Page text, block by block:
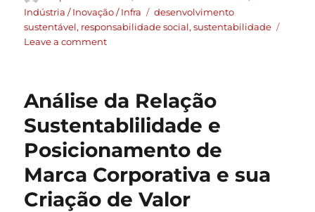
Indústria / Inovação / Infra
desenvolvimento
sustentável, responsabilidade social,sustentabilidade
Leave a comment
Análise da Relação
Sustentablilidade e
Posicionamento de
Marca Corporativa e sua
Criação de Valor